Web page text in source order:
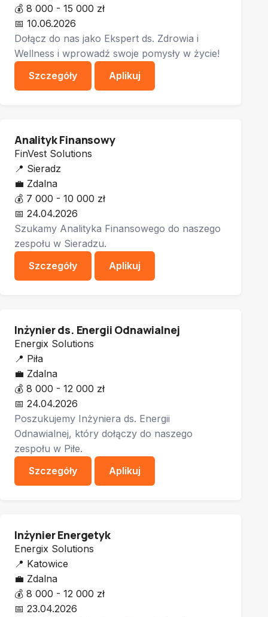
💰 8 000 - 15 000 zł
📅 10.06.2026
Dołącz do nas jako Ekspert ds. Zdrowia i
Wellness i wprowadź swoje pomysły w życie!
Szczegóły
Aplikuj
Analityk Finansowy
FinVest Solutions
📍 Sieradz
💼 Zdalna
💰 7 000 - 10 000 zł
📅 24.04.2026
Szukamy Analityka Finansowego do naszego
zespołu w Sieradzu.
Szczegóły
Aplikuj
Inżynier ds. Energii Odnawialnej
Energix Solutions
📍 Piła
💼 Zdalna
💰 8 000 - 12 000 zł
📅 24.04.2026
Poszukujemy Inżyniera ds. Energii
Odnawialnej, który dołączy do naszego
zespołu w Piłe.
Szczegóły
Aplikuj
Inżynier Energetyk
Energix Solutions
📍 Katowice
💼 Zdalna
💰 8 000 - 12 000 zł
📅 23.04.2026